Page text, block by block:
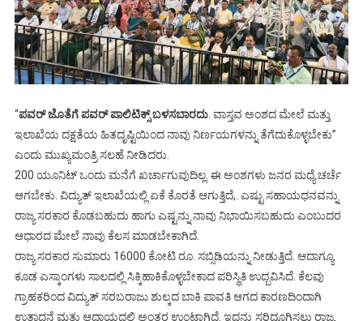
“ಪವರ್‌ ಜೊತೆಗೆ ಪವರ್‌ ಪಾಲಿಟಿಕ್ಸ್‌ ಬಳಸಬಾರದು. ವಾಸ್ತವ ಅಂಶದ ಮೇಲೆ ಮತ್ತು
ಇಲಾಖೆಯ ದಕ್ಷತೆಯ ಹಿತದೃಷ್ಟಿಯಿಂದ ನಾವು ನಿರ್ಣಯಗಳನ್ನು ತೆಗೆದುಕೊಳ್ಳಬೇಕು”
ಎಂದು ಮುಖ್ಯಮಂತ್ರಿ ಸಲಹೆ ನೀಡಿದರು.
200 ಯೂನಿಟ್‌ ಒಂದು ಮನೆಗೆ ಖರ್ಚಾಗುವುದಿಲ್ಲ. ಈ ಅಂಶಗಳು ಜನರ ಮಧ್ಯೆ ಚರ್ಚೆ
ಆಗಬೇಕು. ವಿದ್ಯುತ್‌ ಇಲಾಖೆಯಲ್ಲಿ ಏಕೆ ಕೊರತೆ ಆಗುತ್ತಿದೆ,. ಎಷ್ಟು ಸಹಾಯಧನವನ್ನು
ರಾಜ್ಯ ಸರಕಾರ ಕೊಡಬಹುದು ಹಾಗು ಎಷ್ಟನ್ನು ನಾವು ನಿಭಾಯಿಸಬಹುದು ಎಂಬುದರ
ಆಧಾರದ ಮೇಲೆ ನಾವು ಕೆಲಸ ಮಾಡಬೇಕಾಗಿದೆ.
ರಾಜ್ಯ ಸರಕಾರ ಸುಮಾರು 16000 ಕೋಟಿ ರೂ. ಸಬ್ಸಿಡಿಯನ್ನು ನೀಡುತ್ತಿದೆ. ಆದಾಗ್ಯೂ
ಕೂಡ ಎಸ್ಕಾಂಗಳು ಸಾಲದಲ್ಲಿ ಸಿಕ್ಕಿಹಾಕಿಕೊಳ್ಳಬೇಕಾದ ಪರಿಸ್ಥಿತಿ ಉದ್ಬವಿಸಿದೆ. ಕೆಲವು
ಗ್ರಾಹಕರಿಂದ ವಿದ್ಯುತ್‌ ಸರಬರಾಜು ಶುಲ್ಕದ ಬಾಕಿ ಪಾವತಿ ಆಗದ ಕಾರಣದಿಂದಾಗಿ
ಉತ್ಪಾದನೆ ಮತ್ತು ಆದಾಯದಲ್ಲಿ ಅಂತರ ಉಂಟಾಗಿದೆ. ಇದನ್ನು ಸರಿದೂಗಿಸಲು ರಾಜ್ಯ